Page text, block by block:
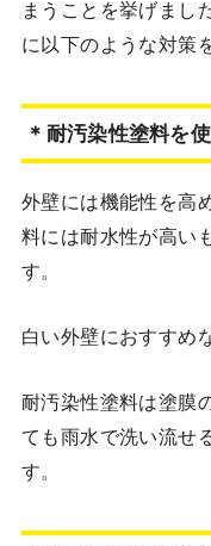
まうことを挙げまし
に以下のような対策
＊耐汚染性塗料を
外壁には機能性を高
料には耐水性が高い
す。
白い外壁におすすめ
耐汚染性塗料は塗膜
ても雨水で洗い流せ
す。